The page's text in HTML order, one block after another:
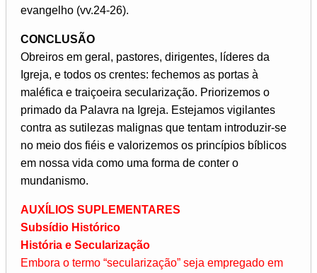
evangelho (vv.24-26).
CONCLUSÃO
Obreiros em geral, pastores, dirigentes, líderes da
Igreja, e todos os crentes: fechemos as portas à
maléfica e traiçoeira secularização. Priorizemos o
primado da Palavra na Igreja. Estejamos vigilantes
contra as sutilezas malignas que tentam introduzir-se
no meio dos fiéis e valorizemos os princípios bíblicos
em nossa vida como uma forma de conter o
mundanismo.
AUXÍLIOS SUPLEMENTARES
Subsídio Histórico
História e Secularização
Embora o termo “secularização” seja empregado em